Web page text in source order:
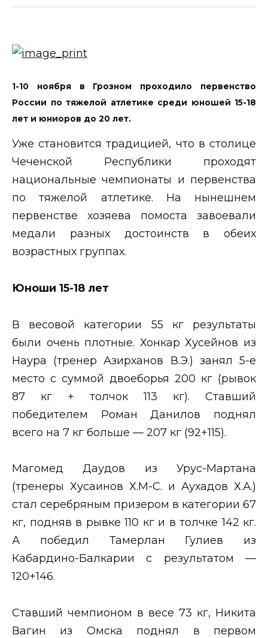
1-10 ноября в Грозном проходило первенство
России по тяжелой атлетике среди юношей 15-18
лет и юниоров до 20 лет.
Уже становится традицией, что в столице
Чеченской Республики проходят
национальные чемпионаты и первенства
по тяжелой атлетике. На нынешнем
первенстве хозяева помоста завоевали
медали разных достоинств в обеих
возрастных группах.
Юноши 15-18 лет
В весовой категории 55 кг результаты
были очень плотные. Хонкар Хусейнов из
Наура (тренер Азирханов В.Э.) занял 5-е
место с суммой двоеборья 200 кг (рывок
87 кг + толчок 113 кг). Ставший
победителем Роман Данилов поднял
всего на 7 кг больше — 207 кг (92+115).
Магомед Даудов из Урус-Мартана
(тренеры Хусаинов Х.М-С. и Аухадов Х.А.)
стал серебряным призером в категории 67
кг, подняв в рывке 110 кг и в толчке 142 кг.
А победил Тамерлан Гулиев из
Кабардино-Балкарии с результатом —
120+146.
Ставший чемпионом в весе 73 кг, Никита
Вагин из Омска поднял в первом